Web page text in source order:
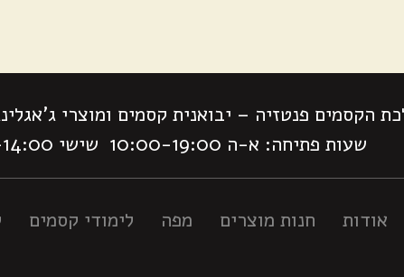
הקסמים פנטזיה – יבואנית קסמים ומוצרי
שעות פתיחה: א-ה 10:00-19:00 שישי 10:00-14:00
אודות חנות מוצרים מפה לימודי קסמים